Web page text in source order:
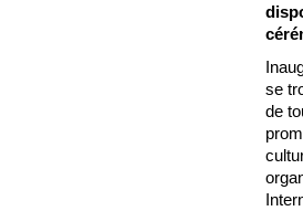
se
de